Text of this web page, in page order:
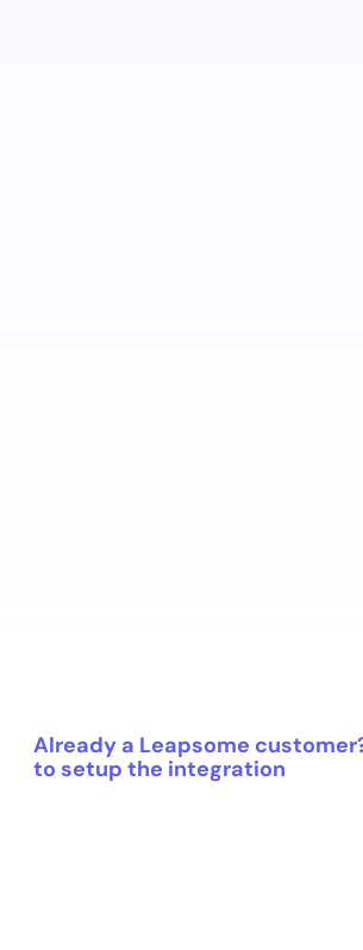
Already a Leapsome
to setup the integration